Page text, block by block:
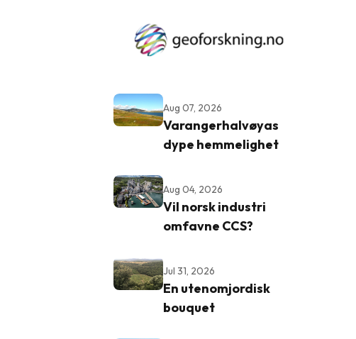
Aug 07, 2026
Varangerhalvøyas
dype hemmelighet
Aug 04, 2026
Vil norsk industri
omfavne CCS?
Jul 31, 2026
En utenomjordisk
bouquet